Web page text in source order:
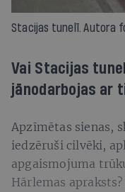
Stacijas tunelī. Autora
Vai Stacijas
jānodarbojas ar
Apzīmētas sienas,
iedzēruši cilvēki,
apgaismojuma
Hārlemas